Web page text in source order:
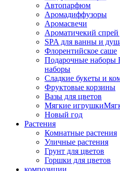
Автопарфюм
Аромадиффузоры
Аромасвечи
Ароматичекий спрей
SPA для ванны и
Флорентийское саше
Подарочные наборы
наборы
Сладкие букеты и
Фруктовые корзины
Вазы для цветов
Мягкие игрушки
Новый год
Растения
Комнатные растения
Уличные растения
Грунт для цветов
Горшки для цветов
композиции